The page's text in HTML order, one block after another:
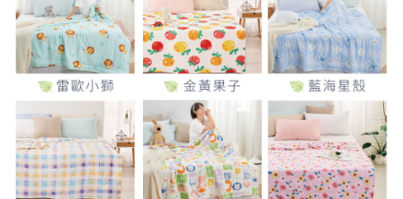
請求用戶進行身份認證。
５．嚴禁一人註冊多個帳號或使用他人資訊註冊。若發現惡意使用之情形，
恩沛科技股份有限公司將有權停止該用戶之使用額度並採取法律行動。